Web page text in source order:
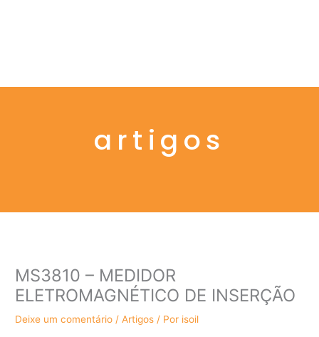
artigos
MS3810 – MEDIDOR
ELETROMAGNÉTICO DE INSERÇÃO
Deixe um comentário /Artigos / Por isoil